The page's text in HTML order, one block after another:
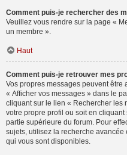
Comment puis-je rechercher des
Veuillez vous rendre sur la page «
un membre ».
Haut
Comment puis-je retrouver mes
Vos propres messages peuvent être
« Afficher vos messages » dans le
cliquant sur le lien « Rechercher les
votre propre profil ou soit en
partie supérieure du forum. Pour
sujets, utilisez la recherche
qui vous sont disponibles.